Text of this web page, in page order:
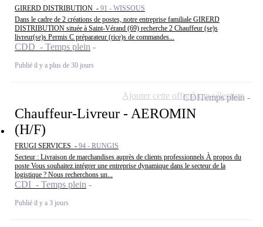
GIRERD DISTRIBUTION - 91 - WISSOUS
Dans le cadre de 2 créations de postes, notre entreprise familiale GIRERD
DISTRIBUTION située à Saint-Vérand (69) recherche 2 Chauffeur (se)s
livreur(se)s Permis C préparateur (rice)s de commandes...
CDD - Temps plein
Publié il y a plus de 30 jours
Chauffeur-Livreur - AEROMIN
(H/F)
FRUGI SERVICES - 94 - RUNGIS
Secteur : Livraison de marchandises auprès de clients professionnels À propos du
poste Vous souhaitez intégrer une entreprise dynamique dans le secteur de la
logistique ? Nous recherchons un...
CDI - Temps plein
Publié il y a 3 jours
CDITemps plein
Ajouter cette offre à ma sélection